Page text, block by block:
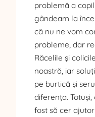
problemă a
gândeam la
că nu ne vom
probleme, dar
Răcelile și
noastră, iar
pe burtică și
diferența.
fost să cer